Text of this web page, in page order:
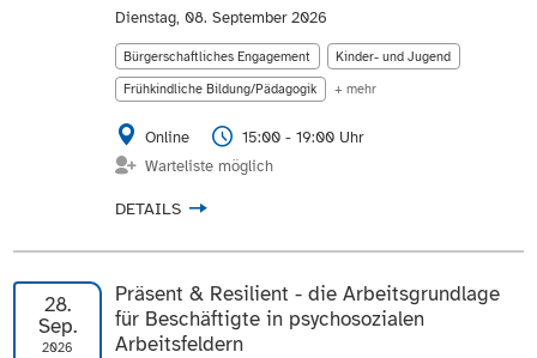
Dienstag, 08. September 2026
Bürgerschaftliches Engagement
Kinder- und Jugend
Frühkindliche Bildung/Pädagogik
+ mehr
Online
15:00 - 19:00 Uhr
Warteliste möglich
DETAILS
28.
Sep.
2026
Präsent & Resilient - die Arbeitsgrundlage
für Beschäftigte in psychosozialen
Arbeitsfeldern